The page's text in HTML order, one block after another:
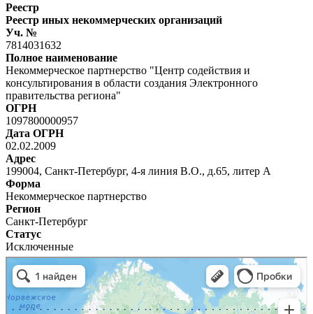
Реестр
Реестр иных некоммерческих организаций
Уч. №
7814031632
Полное наименование
Некоммерческое партнерство "Центр содействия и
консультирования в области создания Электронного
правительства региона"
ОГРН
1097800000957
Дата ОГРН
02.02.2009
Адрес
199004, Санкт-Петербург, 4-я линия В.О., д.65, литер А
Форма
Некоммерческое партнерство
Регион
Санкт-Петербург
Статус
Исключенные